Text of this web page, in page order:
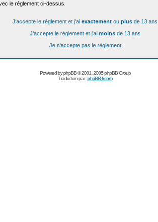
le règlement ci-dessus.
J'accepte le règlement et j'ai exactement ou plus de 13 ans
J'accepte le règlement et j'ai moinsde 13 ans
Je n'accepte pas le règlement
Powered byphpBB© 2001, 2005 phpBB Group
Traduction par :phpBB-fr.com